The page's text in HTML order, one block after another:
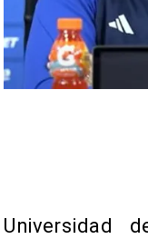
Universidad